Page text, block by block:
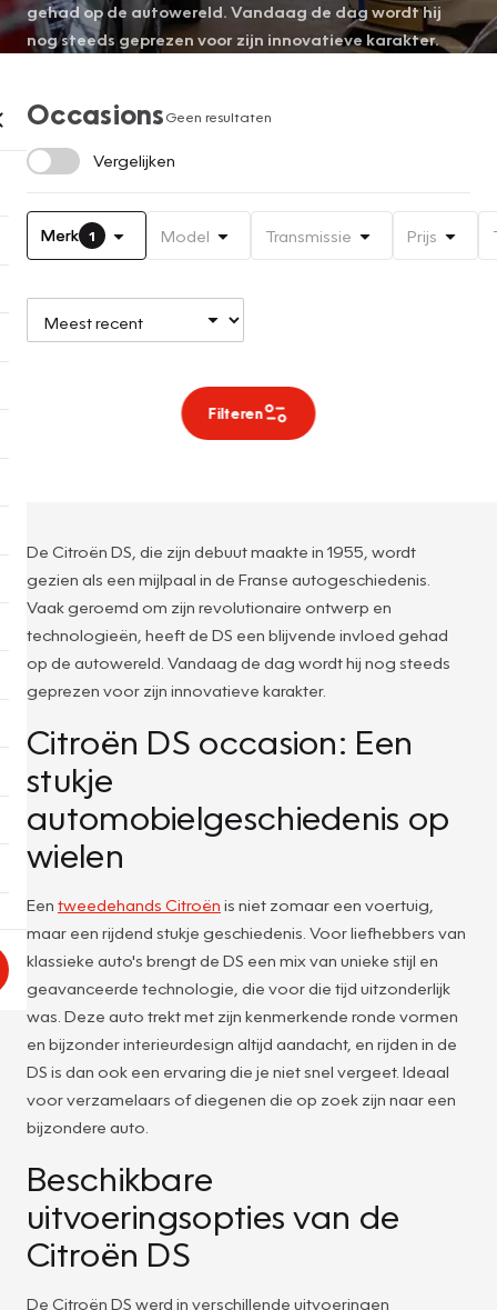
gehad op de autowereld. Vandaag de dag wordt hij
nog steeds geprezen voor zijn innovatieve karakter.
OccasionsGeen resultaten
Vergelijken
Merk 1 Model Transmissie Prijs
Filteren
De Citroën DS, die zijn debuut maakte in 1955, wordt
gezien als een mijlpaal in de Franse autogeschiedenis.
Vaak geroemd om zijn revolutionaire ontwerp en
technologieën, heeft de DS een blijvende invloed gehad
op de autowereld. Vandaag de dag wordt hij nog steeds
geprezen voor zijn innovatieve karakter.
Citroën DS occasion: Een
stukje
automobielgeschiedenis op
wielen
Een tweedehands Citroën is niet zomaar een voertuig,
maar een rijdend stukje geschiedenis. Voor liefhebbers van
klassieke auto's brengt de DS een mix van unieke stijl en
geavanceerde technologie, die voor die tijd uitzonderlijk
was. Deze auto trekt met zijn kenmerkende ronde vormen
en bijzonder interieurdesign altijd aandacht, en rijden in de
DS is dan ook een ervaring die je niet snel vergeet. Ideaal
voor verzamelaars of diegenen die op zoek zijn naar een
bijzondere auto.
Beschikbare
uitvoeringsopties van de
Citroën DS
De Citroën DS werd in verschillende uitvoeringen